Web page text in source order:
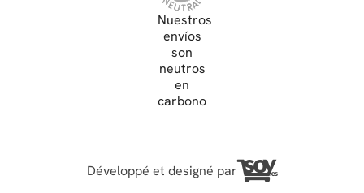
Nuestros
envíos
son
neutros
en
carbono
Développé et designé par